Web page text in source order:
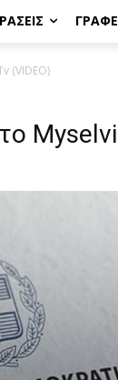
(VIDEO)
Myselvi